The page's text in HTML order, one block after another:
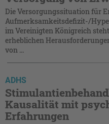
Die Versorgungssituation für
Aufmerksamkeitsdefizit-/
im Vereinigten Königreich
erheblichen
von ...
ADHS
Kausalität mit
Erfahrungen